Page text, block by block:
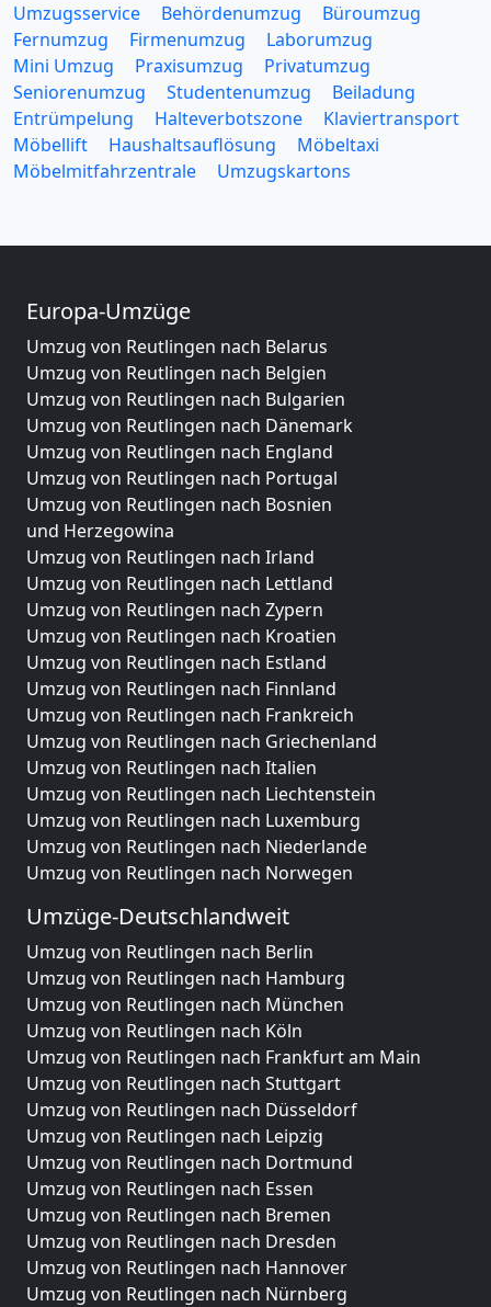
Umzugsservice Behördenumzug
Büroumzug
Fernumzug
Firmenumzug
Laborumzug
Mini Umzug
Praxisumzug
Privatumzug
Seniorenumzug
Studentenumzug
Beiladung
Entrümpelung
Halteverbotszone
Klaviertransport
Möbellift
Haushaltsauflösung
Möbeltaxi
Möbelmitfahrzentrale
Umzugskartons
Europa-Umzüge
Umzug von Reutlingen nach Belarus
Umzug von Reutlingen nach Belgien
Umzug von Reutlingen nach Bulgarien
Umzug von Reutlingen nach Dänemark
Umzug von Reutlingen nach England
Umzug von Reutlingen nach Portugal
Umzug von Reutlingen nach Bosnien
und Herzegowina
Umzug von Reutlingen nach Irland
Umzug von Reutlingen nach Lettland
Umzug von Reutlingen nach Zypern
Umzug von Reutlingen nach Kroatien
Umzug von Reutlingen nach Estland
Umzug von Reutlingen nach Finnland
Umzug von Reutlingen nach Frankreich
Umzug von Reutlingen nach Griechenland
Umzug von Reutlingen nach Italien
Umzug von Reutlingen nach Liechtenstein
Umzug von Reutlingen nach Luxemburg
Umzug von Reutlingen nach Niederlande
Umzug von Reutlingen nach Norwegen
Umzüge-Deutschlandweit
Umzug von Reutlingen nach Berlin
Umzug von Reutlingen nach Hamburg
Umzug von Reutlingen nach München
Umzug von Reutlingen nach Köln
Umzug von Reutlingen nach Frankfurt am Main
Umzug von Reutlingen nach Stuttgart
Umzug von Reutlingen nach Düsseldorf
Umzug von Reutlingen nach Leipzig
Umzug von Reutlingen nach Dortmund
Umzug von Reutlingen nach Essen
Umzug von Reutlingen nach Bremen
Umzug von Reutlingen nach Dresden
Umzug von Reutlingen nach Hannover
Umzug von Reutlingen nach Nürnberg